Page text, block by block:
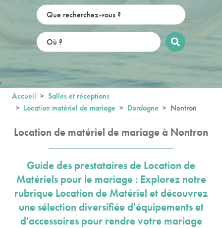
Accueil
Salles et réceptions
Location matériel de mariage
Dordogne Nontron
Location de matériel de mariage à Nontron
Guide des prestataires de Location de
Matériels pour le mariage : Explorez notre
rubrique Location de Matériel et découvrez
une sélection diversifiée d'équipements et
d'accessoires pour rendre votre mariage